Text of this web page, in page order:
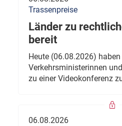
Trassenpreise
Länder zu
bereit
Heute (06.08.2026)
Verkehrsministerinnen
zu einer Videokonferenz
06.08.2026